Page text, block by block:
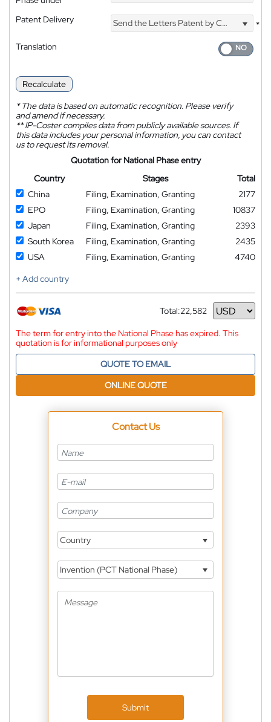
Patent Delivery Send the Letters Patent by Courier
*
Translation
Recalculate
*The data is based on automatic recognition. Please verify
and amend if necessary.
**IP-Coster compiles data from publicly available sources. If
this data includes your personal information, you can contact
us to request its removal.
Quotation for National Phase entry
Country
Stages
Total
China
Filing, Examination, Granting
2177
EPO
Filing, Examination, Granting
10837
Japan
Filing, Examination, Granting
2393
South Korea
Filing, Examination, Granting
2435
USA
Filing, Examination, Granting
4740
+ Add country
Total:22,582
Currency
The term for entry into the National Phase has expired. This
quotation is for informational purposes only
QUOTE TO EMAIL
ONLINE QUOTE
Contact Us
Country
Invention (PCT National Phase)
Submit